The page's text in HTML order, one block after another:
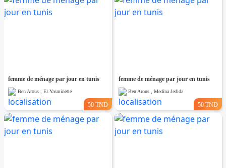
femme de ménage par jour en tunis
Ben Arous , El Yasminette
50 TND
femme de ménage par jour en tunis
Ben Arous , Medina Jedida
50 TND